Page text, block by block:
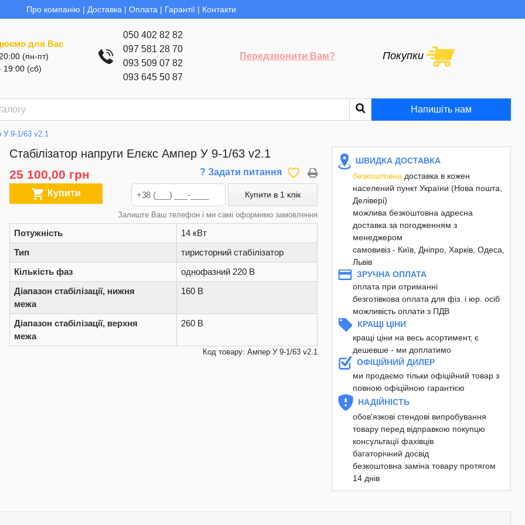
Про компанію | Доставка | Оплата | Гарантії | Контакти
для Вас
(пн-пт)
19:00 (сб)
050 402 82 82
097 581 28 70
093 509 07 82
093 645 50 87
Передзвонити Вам? Покупки
Напишіть нам
У 9-1/63 v2.1
Стабілізатор напруги Елєкс Ампер У 9-1/63 v2.1
25 100,00 грн ? Задати питання favorite_border
 Купити Купити в 1 клік
Залиште Ваш телефон і ми самі оформимо замовлення
Потужність
14 кВт
Тип
тиристорний стабілізатор
Кількість фаз
однофазний 220 В
Діапазон стабілізації, нижня
межа
160 В
Діапазон стабілізації, верхня
межа
260 В
Код товару: Ампер У 9-1/63 v2.1
ШВИДКА ДОСТАВКА
безкоштовна доставка в кожен
населений пункт України (Нова пошта,
Делівері)
можлива безкоштовна адресна
доставка за погодженням з
менеджером
самовивіз - Київ, Дніпро, Харків, Одеса,
Львів
ЗРУЧНА ОПЛАТА
оплата при отриманні
безготівкова оплата для фіз. і юр. осіб
можливість оплати з ПДВ
КРАЩІ ЦІНИ
кращі ціни на весь асортимент, є
дешевше - ми доплатимо
ОФІЦІЙНИЙ ДИЛЕР
ми продаємо тільки офіційний товар з
повною офіційною гарантією
НАДІЙНІСТЬ
обов'язкові стендові випробування
товару перед відправкою покупцю
консультації фахівців
багаторічний досвід
безкоштовна заміна товару протягом
14 днів